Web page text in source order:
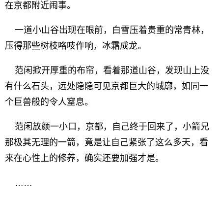
在京都附近闹事。
一道小山谷出现在眼前，白雪压着贵重的常青林，
压得那些树枝咯吱作响，冰霜成龙。
范闲掀开厚重的布帘，看着那道山谷，发现山上没
有什么石头，远处隐隐可见京都巨大的城廓，如同一
个巨兽般的令人窒息。
范闲放颜一小口，京都，自己终于回来了，小箭兄
那极其无理的一箭，竟是让自己紧张了这么多天，看
来在心性上的修养，确实还要加强才是。
……